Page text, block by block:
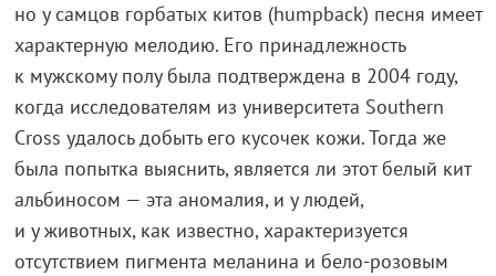
но у самцов горбатых китов (humpback) песня имеет
характерную мелодию. Его принадлежность
к мужскому полу была подтверждена в 2004 году,
когда исследователям из университета Southern
Cross удалось добыть его кусочек кожи. Тогда же
была попытка выяснить, является ли этот белый кит
альбиносом — эта аномалия, и у людей,
и у животных, как известно, характеризуется
отсутствием пигмента меланина и бело-розовым